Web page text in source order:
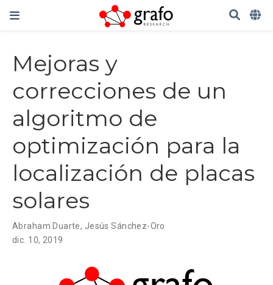
Mejoras y
correcciones de un
algoritmo de
optimización para la
localización de placas
solares
Abraham Duarte, Jesús Sánchez-Oro
dic. 10, 2019